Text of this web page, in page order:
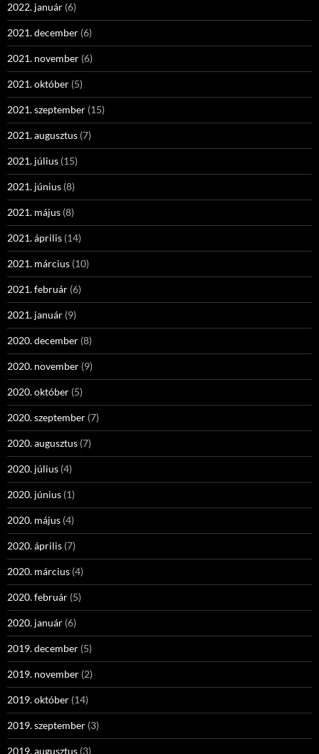
2022. január (6)
2021. december (6)
2021. november (6)
2021. október (5)
2021. szeptember (15)
2021. augusztus (7)
2021. július (15)
2021. június (8)
2021. május (8)
2021. április (14)
2021. március (10)
2021. február (6)
2021. január (9)
2020. december (8)
2020. november (9)
2020. október (5)
2020. szeptember (7)
2020. augusztus (7)
2020. július (4)
2020. június (1)
2020. május (4)
2020. április (7)
2020. március (4)
2020. február (5)
2020. január (6)
2019. december (5)
2019. november (2)
2019. október (14)
2019. szeptember (3)
2019. augusztus (3)